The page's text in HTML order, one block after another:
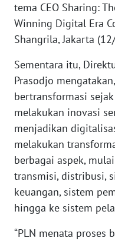
tema CEO Sharing:
Winning Digital Era
Shangrila, Jakarta
Sementara itu,
Prasodjo
bertransformasi
melakukan inovasi
menjadikan
melakukan
berbagai aspek,
transmisi, distribusi,
keuangan, sistem
hingga ke sistem
“PLN menata
WN
KEPRI
WN
PAPUA
WN
PAPUA
BARAT
RIAU
WN